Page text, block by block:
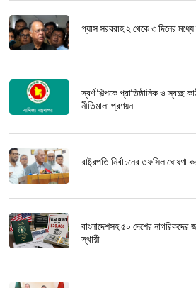
গ্যাস সরবরাহ ২ থেকে ৩ দিনের মধ্যে
স্বর্ণ শিল্পকে প্রাতিষ্ঠানিক ও
নীতিমালা প্রণয়ন
রাষ্ট্রপতি নির্বাচনের তফসিল ঘোষণা
বাংলাদেশসহ ৫০ দেশের নাগরিকদের
স্থায়ী